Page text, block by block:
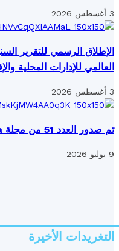
3 أغسطس 2026
الإطلاق الرسمي للتقرير
العالمي للإدارات المحلية
3 أغسطس 2026
تم صدور العدد 51 من مجلة MEWA Agora
9 يوليو 2026
التغريدات الأخيرة